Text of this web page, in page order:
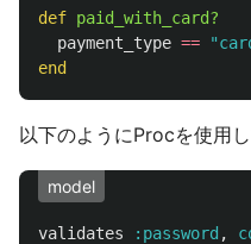
def paid_with_card?
payment_type ==
end
以下のようにProcを使用
model
validates :password ,